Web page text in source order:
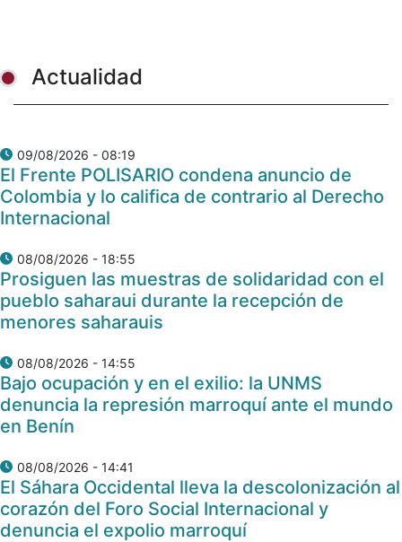
Actualidad
09/08/2026 - 08:19
El Frente POLISARIO condena anuncio de
Colombia y lo califica de contrario al Derecho
Internacional
08/08/2026 - 18:55
Prosiguen las muestras de solidaridad con el
pueblo saharaui durante la recepción de
menores saharauis
08/08/2026 - 14:55
Bajo ocupación y en el exilio: la UNMS
denuncia la represión marroquí ante el mundo
en Benín
08/08/2026 - 14:41
El Sáhara Occidental lleva la descolonización al
corazón del Foro Social Internacional y
denuncia el expolio marroquí